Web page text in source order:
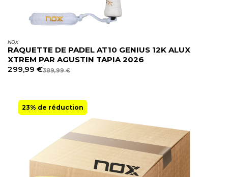
NOX
RAQUETTE DE PADEL AT10 GENIUS 12K ALUX
XTREM PAR AGUSTIN TAPIA 2026
299,99 €389,99€
23% de réduction